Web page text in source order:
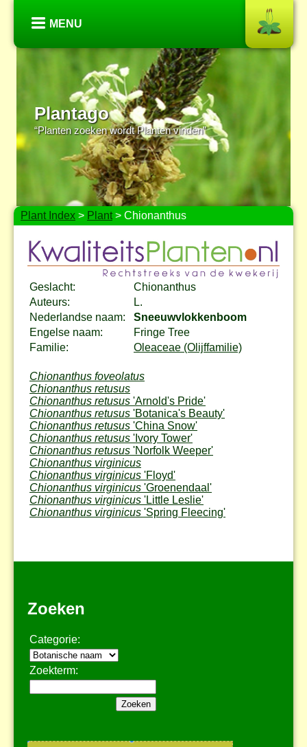
MENU
Plantago
“Planten zoeken wordt Planten vinden”
Plant Index > Plant> Chionanthus
Geslacht:
Chionanthus
Auteurs:
L.
Nederlandse naam:
Sneeuwvlokkenboom
Engelse naam:
Fringe Tree
Familie:
Oleaceae (Olijffamilie)
Chionanthus foveolatus
Chionanthus retusus
Chionanthus retusus 'Arnold's Pride'
Chionanthus retusus 'Botanica's Beauty'
Chionanthus retusus 'China Snow'
Chionanthus retusus 'Ivory Tower'
Chionanthus retusus 'Norfolk Weeper'
Chionanthus virginicus
Chionanthus virginicus 'Floyd'
Chionanthus virginicus 'Groenendaal'
Chionanthus virginicus 'Little Leslie'
Chionanthus virginicus 'Spring Fleecing'
Zoeken
Categorie:
Zoekterm: